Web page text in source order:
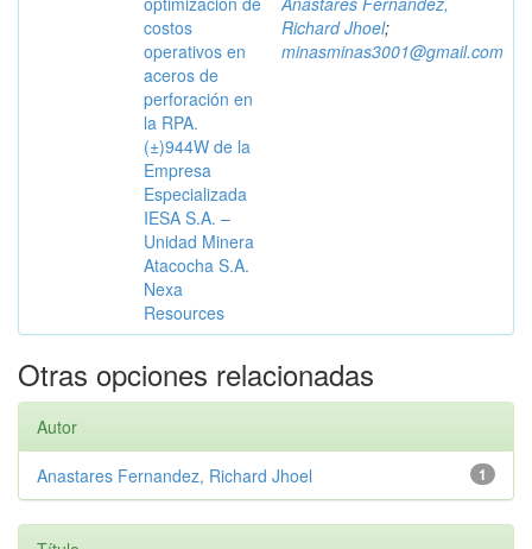
costos
operativos en
aceros de
perforación en
la RPA.
(±)944W de la
Empresa
Especializada
IESA S.A. –
Unidad Minera
Atacocha S.A.
Nexa
Resources
Richard Jhoel;
minasminas3001@gmail.com
Otras opciones relacionadas
Autor
1
Anastares Fernandez, Richard Jhoel